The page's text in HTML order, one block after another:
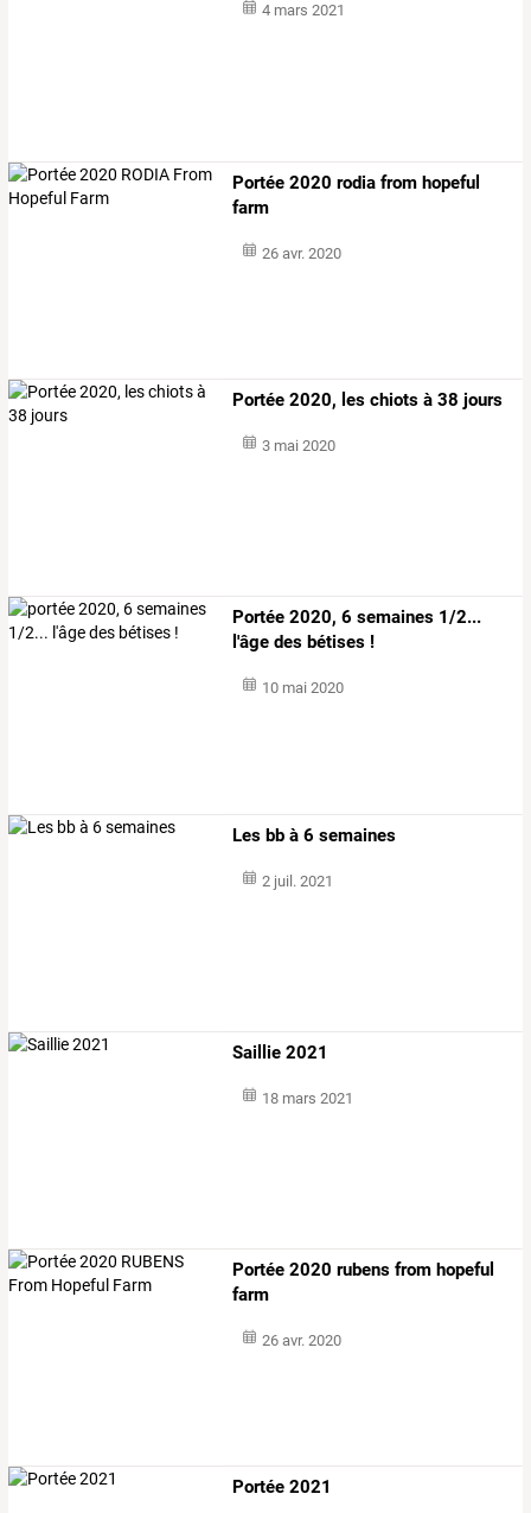
4 mars 2021
Portée 2020 rodia from hopeful
farm
26 avr. 2020
Portée 2020, les chiots à 38 jours
3 mai 2020
Portée 2020, 6 semaines 1/2...
l'âge des bétises !
10 mai 2020
Les bb à 6 semaines
2 juil. 2021
Saillie 2021
18 mars 2021
Portée 2020 rubens from hopeful
farm
26 avr. 2020
Portée 2021